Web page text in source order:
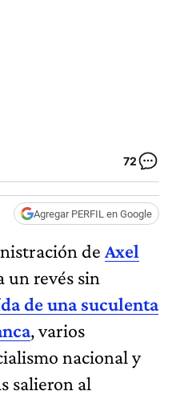
72
Agregar PERFIL en Google
de Axel
revés sin
de una suculenta
, varios
nacional y
salieron al